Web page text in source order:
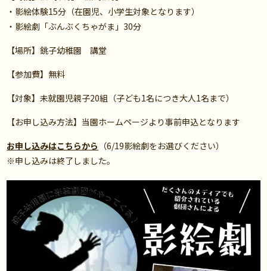
・影絵体験15分（在園児、小学生対象となります）
・影絵劇「ぶんぶくちゃがま」30分
【場所】銚子幼稚園 講堂
【参加費】無料
【対象】未就園児親子20組（子ども1名につき大人1名まで）
【お申し込み方法】当園ホームページより事前申込となります
お申し込みはこちらから （6/19影絵劇をお選びください）
※申し込みは終了しました。